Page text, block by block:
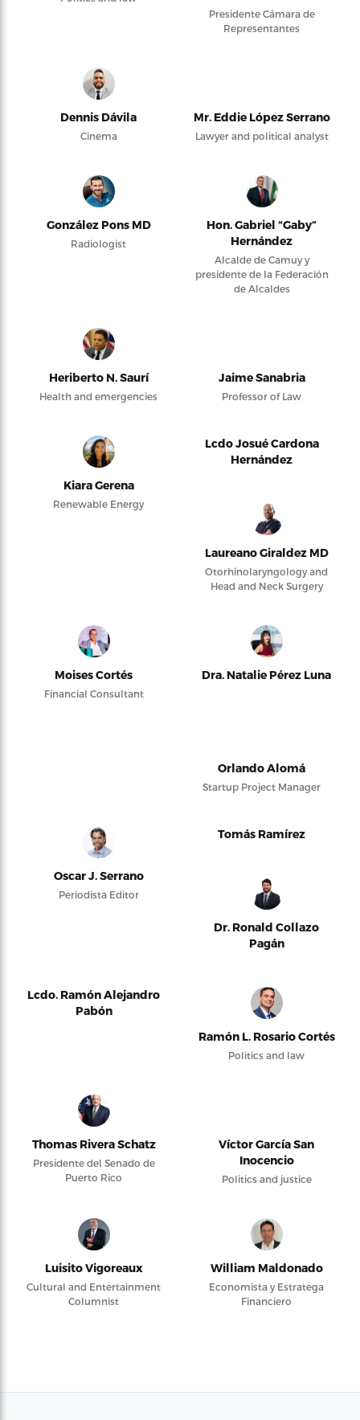
Presidente Cámara de
Representantes
Dennis Dávila
Cinema
Mr. Eddie López Serrano
Lawyer and political analyst
González Pons MD
Radiologist
Hon. Gabriel “Gaby”
Hernández
Alcalde de Camuy y
presidente de la Federación
de Alcaldes
Heriberto N. Saurí
Health and emergencies
Jaime Sanabria
Professor of Law
Kiara Gerena
Renewable Energy
Lcdo Josué Cardona
Hernández
Laureano Giraldez MD
Otorhinolaryngology and
Head and Neck Surgery
Moises Cortés
Financial Consultant
Dra. Natalie Pérez Luna
Orlando Alomá
Startup Project Manager
Oscar J. Serrano
Periodista Editor
Tomás Ramírez
Dr. Ronald Collazo
Pagán
Lcdo. Ramón Alejandro
Pabón
Ramón L. Rosario Cortés
Politics and law
Thomas Rivera Schatz
Presidente del Senado de
Puerto Rico
Víctor García San
Inocencio
Politics and justice
Luisito Vigoreaux
Cultural and Entertainment
Columnist
William Maldonado
Economista y Estratega
Financiero